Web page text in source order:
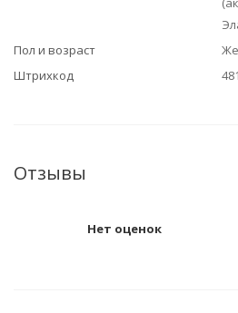
Пол и возраст
Штрихкод
Отзывы
Нет оценок